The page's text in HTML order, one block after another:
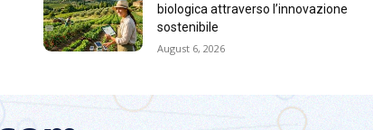
biologica attraverso l’innovazione
sostenibile
August 6, 2026